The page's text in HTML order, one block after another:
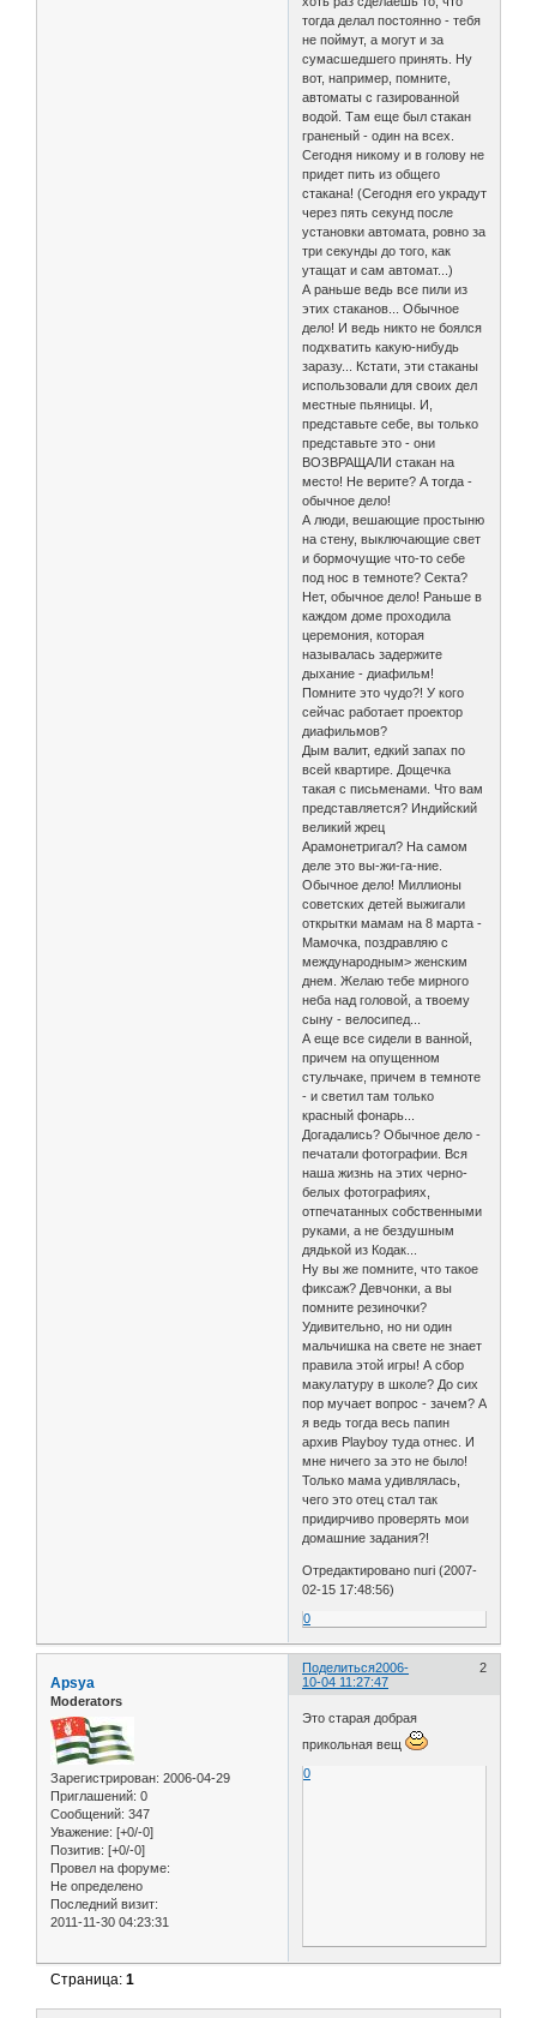
тогда делал постоянно - тебя
не поймут, а могут и за
сумасшедшего принять. Ну
вот, например, помните,
автоматы с газированной
водой. Там еще был стакан
граненый - один на всех.
Сегодня никому и в голову не
придет пить из общего
стакана! (Сегодня его украдут
через пять секунд после
установки автомата, ровно за
три секунды до того, как
утащат и сам автомат...)
А раньше ведь все пили из
этих стаканов... Обычное
дело! И ведь никто не боялся
подхватить какую-нибудь
заразу... Кстати, эти стаканы
использовали для своих дел
местные пьяницы. И,
представьте себе, вы только
представьте это - они
ВОЗВРАЩАЛИ стакан на
место! Не верите? А тогда -
обычное дело!
А люди, вешающие простыню
на стену, выключающие свет
и бормочущие что-то себе
под нос в темноте? Секта?
Нет, обычное дело! Раньше в
каждом доме проходила
церемония, которая
называлась задержите
дыхание - диафильм!
Помните это чудо?! У кого
сейчас работает проектор
диафильмов?
Дым валит, едкий запах по
всей квартире. Дощечка
такая с письменами. Что вам
представляется? Индийский
великий жрец
Арамонетригал? На самом
деле это вы-жи-га-ние.
Обычное дело! Миллионы
советских детей выжигали
открытки мамам на 8 марта -
Мамочка, поздравляю с
международным> женским
днем. Желаю тебе мирного
неба над головой, а твоему
сыну - велосипед...
А еще все сидели в ванной,
причем на опущенном
стульчаке, причем в темноте
- и светил там только
красный фонарь...
Догадались? Обычное дело -
печатали фотографии. Вся
наша жизнь на этих черно-
белых фотографиях,
отпечатанных собственными
руками, а не бездушным
дядькой из Кодак...
Ну вы же помните, что такое
фиксаж? Девчонки, а вы
помните резиночки?
Удивительно, но ни один
мальчишка на свете не знает
правила этой игры! А сбор
макулатуру в школе? До сих
пор мучает вопрос - зачем? А
я ведь тогда весь папин
архив Playboy туда отнес. И
мне ничего за это не было!
Только мама удивлялась,
чего это отец стал так
придирчиво проверять мои
домашние задания?!
Отредактировано nuri (2007-
02-15 17:48:56)
0
Поделиться 2
2006-
10-04 11:27:47
Apsya
Moderators
Зарегистрирован: 2006-04-29
Приглашений: 0
Сообщений: 347
Уважение: [+0/-0]
Позитив: [+0/-0]
Провел на форуме:
Не определено
Последний визит:
2011-11-30 04:23:31
Это старая добрая
прикольная вещ
0
Страница:1